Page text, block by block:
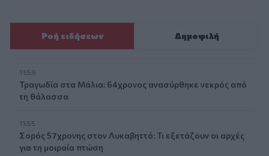
Ροή ειδήσεων Δημοφιλή
11:59
Τραγωδία στα Μάλια: 64χρονος ανασύρθηκε νεκρός από
τη θάλασσα
11:55
Σορός 57χρονης στον Λυκαβηττό: Τι εξετάζουν οι αρχές
για τη μοιραία πτώση